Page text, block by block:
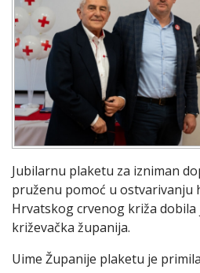
Jubilarnu plaketu za izniman
pruženu pomoć u ostvarivanju
Hrvatskog crvenog križa
križevačka županija.
Uime Županije plaketu je